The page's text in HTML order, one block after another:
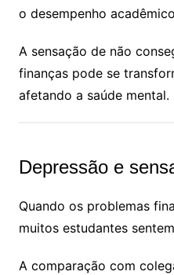
o desempenho
A sensação de não
finanças pode se
afetando a saúde mental.
Depressão e
Quando os problemas
muitos estudantes
A comparação com